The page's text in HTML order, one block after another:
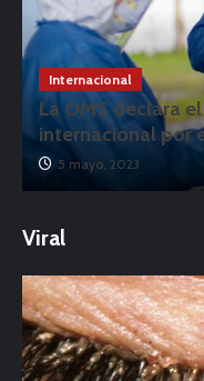
Internacional
La OMS declara
internacional por
5 mayo, 2023
Viral